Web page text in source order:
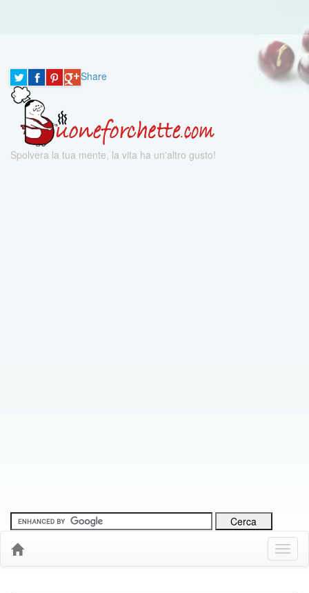
Share
Spolvera la tua mente, la vita ha un'altro gusto!
Menu
Down